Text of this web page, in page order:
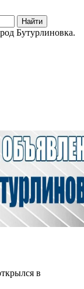
Найти
Бутурлиновка.
в